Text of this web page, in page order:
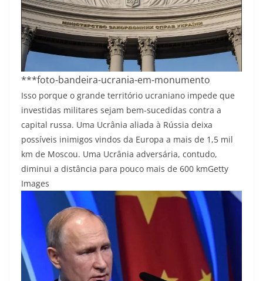
***foto-bandeira-ucrania-em-monumento
Isso porque o grande território ucraniano impede que
investidas militares sejam bem-sucedidas contra a
capital russa. Uma Ucrânia aliada à Rússia deixa
possíveis inimigos vindos da Europa a mais de 1,5 mil
km de Moscou. Uma Ucrânia adversária, contudo,
diminui a distância para pouco mais de 600 kmGetty
Images